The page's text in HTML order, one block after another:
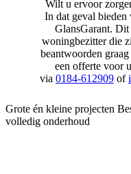
Wilt u ervoor
In dat geval bieden
GlansGarant.
woningbezitter die
beantwoorden
een offerte voor
via 0184-612909 of
Grote én kleine projecten
volledig onderhoud